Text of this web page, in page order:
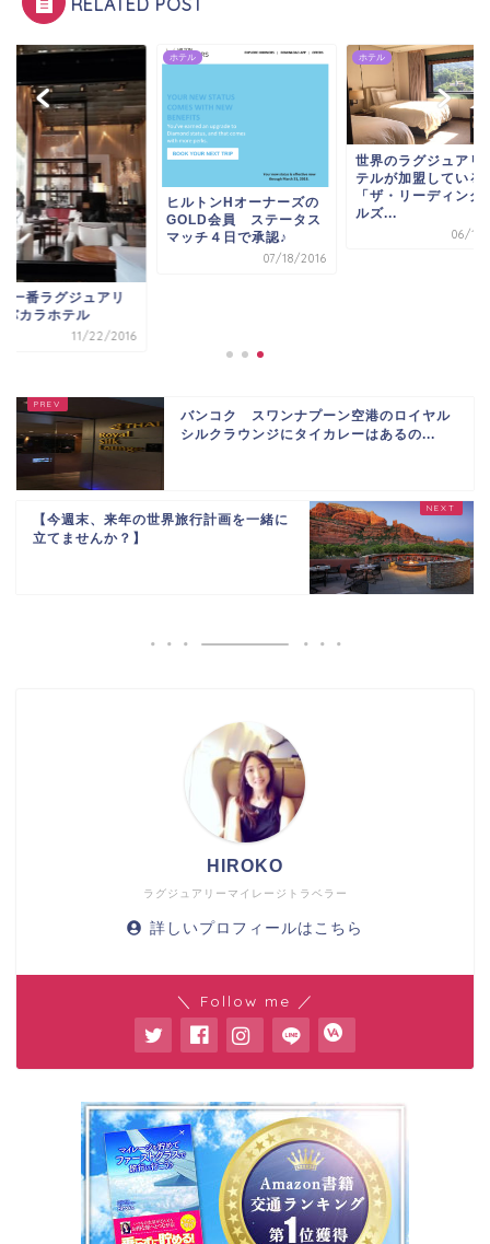
一番ラグジュアリ
バカラホテル
11/22/2016
ホテル
ヒルトンHオーナーズの
GOLD会員 ステータス
マッチ４日で承認♪
07/18/2016
ホテル
世界のラグジュアリ
テルが加盟している
「ザ・リーディング
ルズ...
06/13/
バンコク スワンナプーン空港のロイヤル
シルクラウンジにタイカレーはあるの...
【今週末、来年の世界旅行計画を一緒に
立てませんか？】
ラグジュアリーマイレージトラベラー
HIROKO
詳しいプロフィールはこちら
＼ Follow me ／